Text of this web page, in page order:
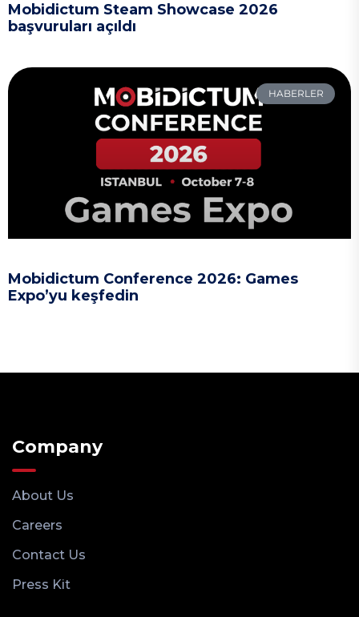
Mobidictum Steam Showcase 2026
başvuruları açıldı
HABERLER
Mobidictum Conference 2026: Games
Expo’yu keşfedin
Company
About Us
Careers
Contact Us
Press Kit